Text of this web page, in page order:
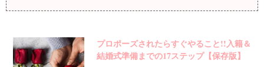
プロポーズされたらすぐやること!!入籍＆
結婚式準備までの17ステップ【保存版】